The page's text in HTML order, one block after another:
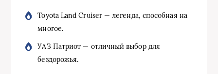
Toyota Land Cruiser — легенда, способная на
многое.
УАЗ Патриот — отличный выбор для
бездорожья.